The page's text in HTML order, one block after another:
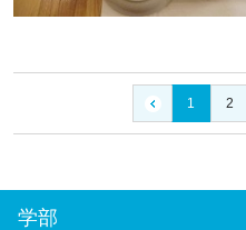
1 2
学部